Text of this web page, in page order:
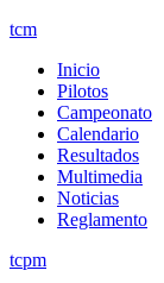
tcm
Inicio
Pilotos
Campeonato
Calendario
Resultados
Multimedia
Noticias
Reglamento
tcpm